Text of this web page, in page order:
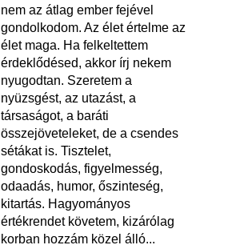
nem az átlag ember fejével
gondolkodom. Az élet értelme az
élet maga. Ha felkeltettem
érdeklődésed, akkor írj nekem
nyugodtan. Szeretem a
nyüzsgést, az utazást, a
társaságot, a baráti
összejöveteleket, de a csendes
sétákat is. Tisztelet,
gondoskodás, figyelmesség,
odaadás, humor, őszinteség,
kitartás. Hagyományos
értékrendet követem, kizárólag
korban hozzám közel álló...